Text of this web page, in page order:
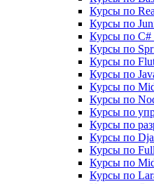
Курсы по
Курсы по
Курсы по
Курсы по
Курсы по
Курсы по
Курсы по
Курсы по
Курсы по
Курсы по
Курсы по
Курсы по
Курсы по
Курсы по